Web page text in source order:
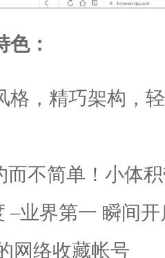
色：
格，精巧架构，
而不简单！小体
–业界第一 瞬间开
网络收藏帐号